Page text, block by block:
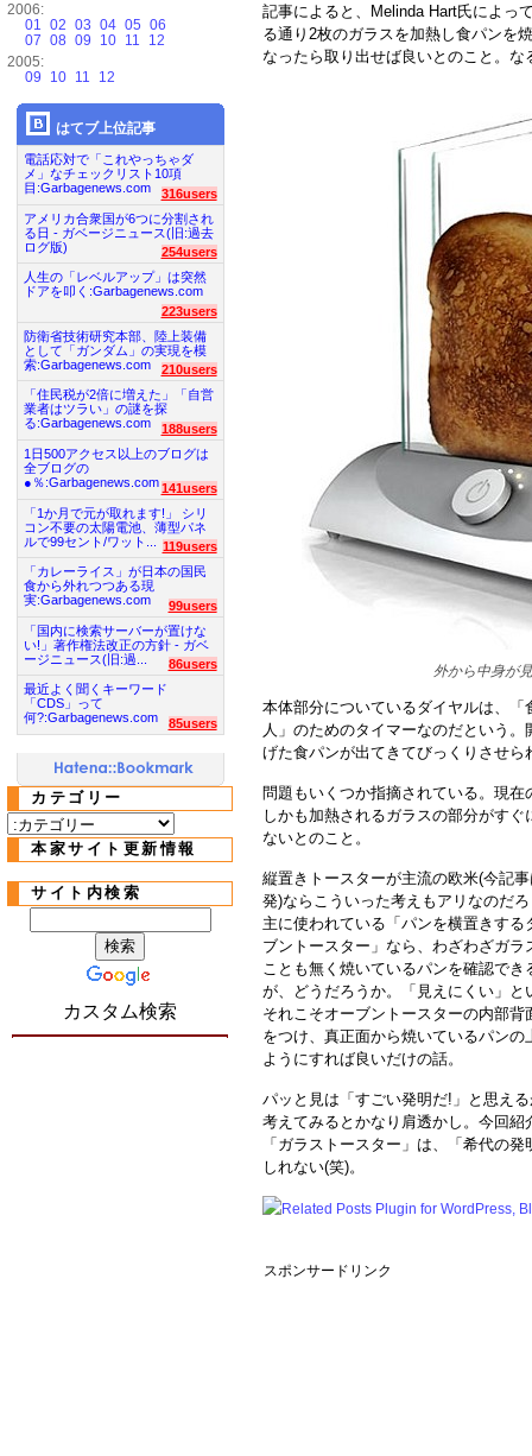
記事によると、Melinda Hart氏によっ
る通り2枚のガラスを加熱し食パンを
なったら取り出せば良いとのこと。
外から中身が
本体部分についているダイヤルは、
人」のためのタイマーなのだという
げた食パンが出てきてびっくりさせら
問題もいくつか指摘されている。現
しかも加熱されるガラスの部分がす
ないとのこと。
縦置きトースターが主流の欧米(今記
発)ならこういった考えもアリなのだ
主に使われている「パンを横置きする
ブントースター」なら、わざわざガラ
ことも無く焼いているパンを確認でき
が、どうだろうか。「見えにくい」と
それこそオーブントースターの内部背
をつけ、真正面から焼いているパンの
ようにすれば良いだけの話。
パッと見は「すごい発明だ!」と思え
考えてみるとかなり肩透かし。今回紹
「ガラストースター」は、「希代の
しれない(笑)。
スポンサードリンク
2006:
01 02 03 04 05 06
07 08 09 10 11
12
2005:
09
10 11 12
はてブ上位記事
電話応対で「これやっちゃダ
メ」なチェックリスト10項
目:Garbagenews.com
316users
アメリカ合衆国が6つに分割され
る日 - ガベージニュース(旧:過去
ログ版)
254users
人生の「レベルアップ」は突然
ドアを叩く:Garbagenews.com
223users
防衛省技術研究本部、陸上装備
として「ガンダム」の実現を模
索:Garbagenews.com
210users
「住民税が2倍に増えた」「自営
業者はツラい」の謎を探
る:Garbagenews.com
188users
1日500アクセス以上のブログは
全ブログの
●％:Garbagenews.com 141users
「1か月で元が取れます!」 シリ
コン不要の太陽電池、薄型パネ
ルで99セント/ワット...
119users
「カレーライス」が日本の国民
食から外れつつある現
実:Garbagenews.com
99users
「国内に検索サーバーが置けな
い!」著作権法改正の方針 - ガベ
ージニュース(旧:過...
86users
最近よく聞くキーワード
「CDS」って
何?:Garbagenews.com
85users
カテゴリー
本家サイト更新情報
サイト内検索
カスタム検索